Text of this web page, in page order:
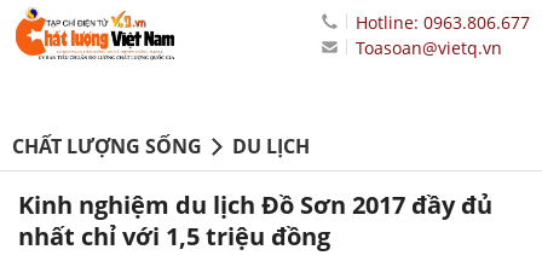
Hotline: 0963.806.677
Toasoan@vietq.vn
CHẤT LƯỢNG SỐNG DU LỊCH
Kinh nghiệm du lịch Đồ Sơn 2017 đầy đủ
nhất chỉ với 1,5 triệu đồng